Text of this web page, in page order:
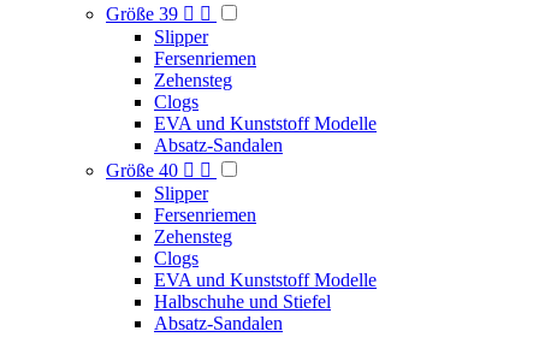
Größe 39  
Slipper
Fersenriemen
Zehensteg
Clogs
EVA und Kunststoff Modelle
Absatz-Sandalen
Größe 40  
Slipper
Fersenriemen
Zehensteg
Clogs
EVA und Kunststoff Modelle
Halbschuhe und Stiefel
Absatz-Sandalen